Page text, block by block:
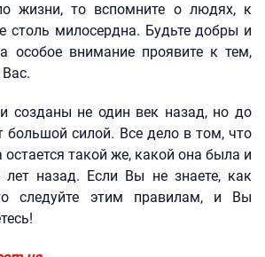
жизни, то вспомните о людях, к
столь милосердна. Будьте добры и
особое внимание проявите к тем,
созданы не один век назад, но до
большой силой. Все дело в том, что
остается такой же, какой она была и
лет назад. Если Вы не знаете, как
следуйте этим правилам, и Вы